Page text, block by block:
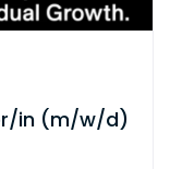
in (m/w/d)